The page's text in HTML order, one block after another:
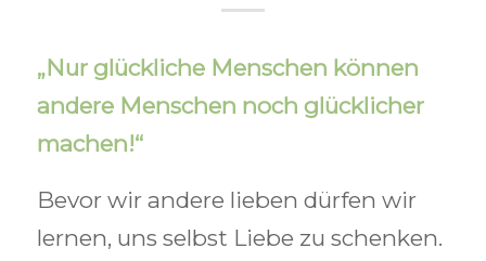
„Nur glückliche Menschen können
andere Menschen noch glücklicher
machen!“
Bevor wir andere lieben dürfen wir
lernen, uns selbst Liebe zu schenken.